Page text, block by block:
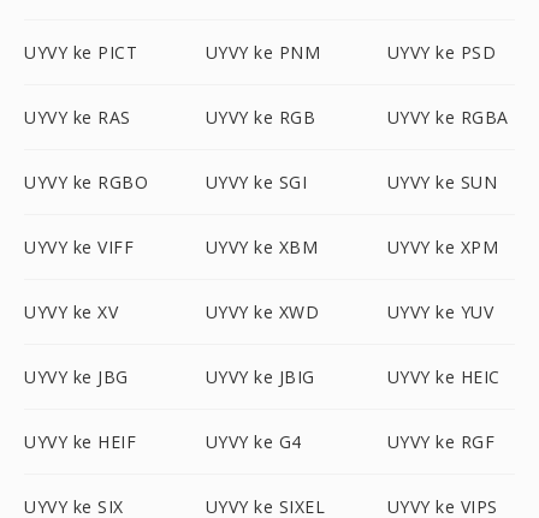
UYVY ke PICT UYVY ke PNM UYVY ke PSD
UYVY ke RAS UYVY ke RGB UYVY ke RGBA
UYVY ke RGBO UYVY ke SGI UYVY ke SUN
UYVY ke VIFF UYVY ke XBM UYVY ke XPM
UYVY ke XV UYVY ke XWD UYVY ke YUV
UYVY ke JBG UYVY ke JBIG UYVY ke HEIC
UYVY ke HEIF UYVY ke G4 UYVY ke RGF
UYVY ke SIX UYVY ke SIXEL UYVY ke VIPS